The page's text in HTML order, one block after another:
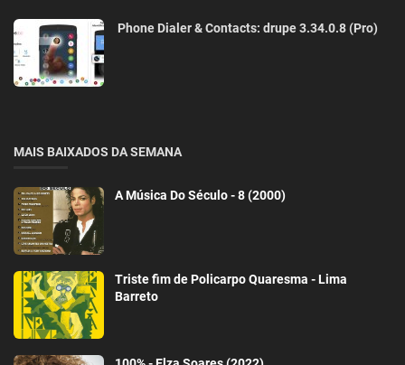
Phone Dialer & Contacts: drupe 3.34.0.8 (Pro)
MAIS BAIXADOS DA SEMANA
A Música Do Século - 8 (2000)
Triste fim de Policarpo Quaresma - Lima
Barreto